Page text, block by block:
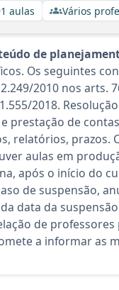
aulas Vários
de
Os seguintes
2010 nos arts.
1.555/2018.
prestação de
relatórios, prazos.
aulas em
após o início do
de suspensão,
data da
de professores
a informar as